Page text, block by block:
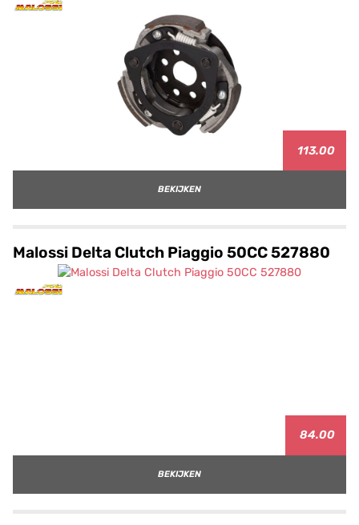
113.00
BEKIJKEN
Malossi Delta Clutch Piaggio 50CC 527880
84.00
BEKIJKEN